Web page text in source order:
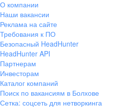
О компании
Наши вакансии
Реклама на сайте
Требования к ПО
Безопасный HeadHunter
HeadHunter API
Партнерам
Инвесторам
Каталог компаний
Поиск по вакансиям в Болхове
Сетка: соцсеть для нетворкинга